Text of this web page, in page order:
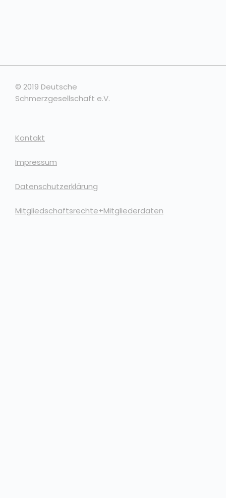
© 2019 Deutsche
Schmerzgesellschaft e.V.
Kontakt
Impressum
Datenschutzerklärung
Mitgliedschaftsrechte+Mitgliederdaten